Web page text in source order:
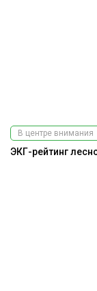
В центре внимания
ЭКГ-рейтинг